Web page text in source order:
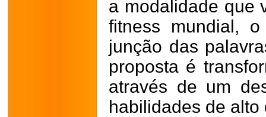
a modalidade que
fitness mundial,
junção das
proposta é
através de um
habilidades de alto